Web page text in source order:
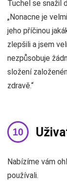
Tuchel se snažil
„Nonacne je
jeho příčinou
zlepšili a jsem
nezpůsobuje
složení
zdravě.“
Nabízíme vám
používali.